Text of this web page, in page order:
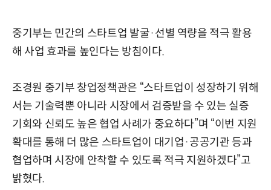
중기부는 민간의 스타트업 발굴·선별 역량을 적극 활용
해 사업 효과를 높인다는 방침이다.
조경원 중기부 창업정책관은 “스타트업이 성장하기 위해
서는 기술력뿐 아니라 시장에서 검증받을 수 있는 실증
기회와 신뢰도 높은 협업 사례가 중요하다”며 “이번 지원
확대를 통해 더 많은 스타트업이 대기업·공공기관 등과
협업하며 시장에 안착할 수 있도록 적극 지원하겠다”고
밝혔다.